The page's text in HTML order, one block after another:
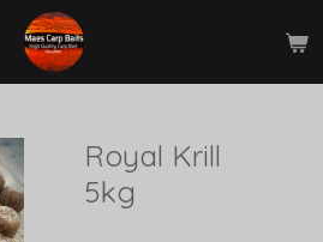
Royal Krill
5kg